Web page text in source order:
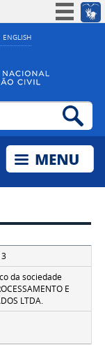
ENGLISH
informação
da sociedade
E
LTDA.